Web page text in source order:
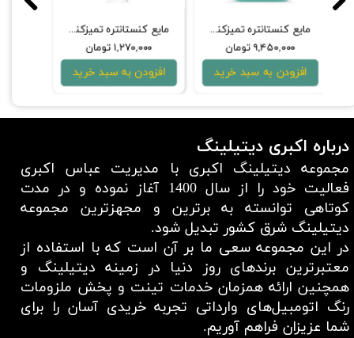
مايع كنستانتره تميزكننده و جرم‌گير داخل و خارج خودرو 1 لیتری کوکمی- كخ كیمی مدل Green Star GS 1L
۱,۲۷۰,۰۰۰ تومان
افزودن به سبد خرید
مايع كنستانتره تميزكننده و جرم‌گير داخل و خارج خودرو 11 کیلوگرمی کوکمی- كخ كیمی مدل Green Star GS 11Kg
۹,۴۵۰,۰۰۰ تومان
افزودن به سبد خرید
درباره اکبری دیتیلینگ
مجموعه دیتیلینگ اکبری با مدیریت عباس اکبری
فعالیت خود را از سال 1400 آغاز نموده و در مدت
کوتاهی توانسته به برترین و مجهزترین مجموعه
دیتیلینگ شرق کشور تبدیل شود.
در این مجموعه سعی ما بر آن است که با استفاده از
معتبر‌ترین برند‌های روز دنیا در زمینه دیتیلینگ و
همچنین ارائه همزمان خدمات تینت و پخش ملزومات
رنگ اتومبیل‌های وارداتی تجربه خریدی آسان را برای
شما عزیزان فراهم آوریم.​​​​​​​